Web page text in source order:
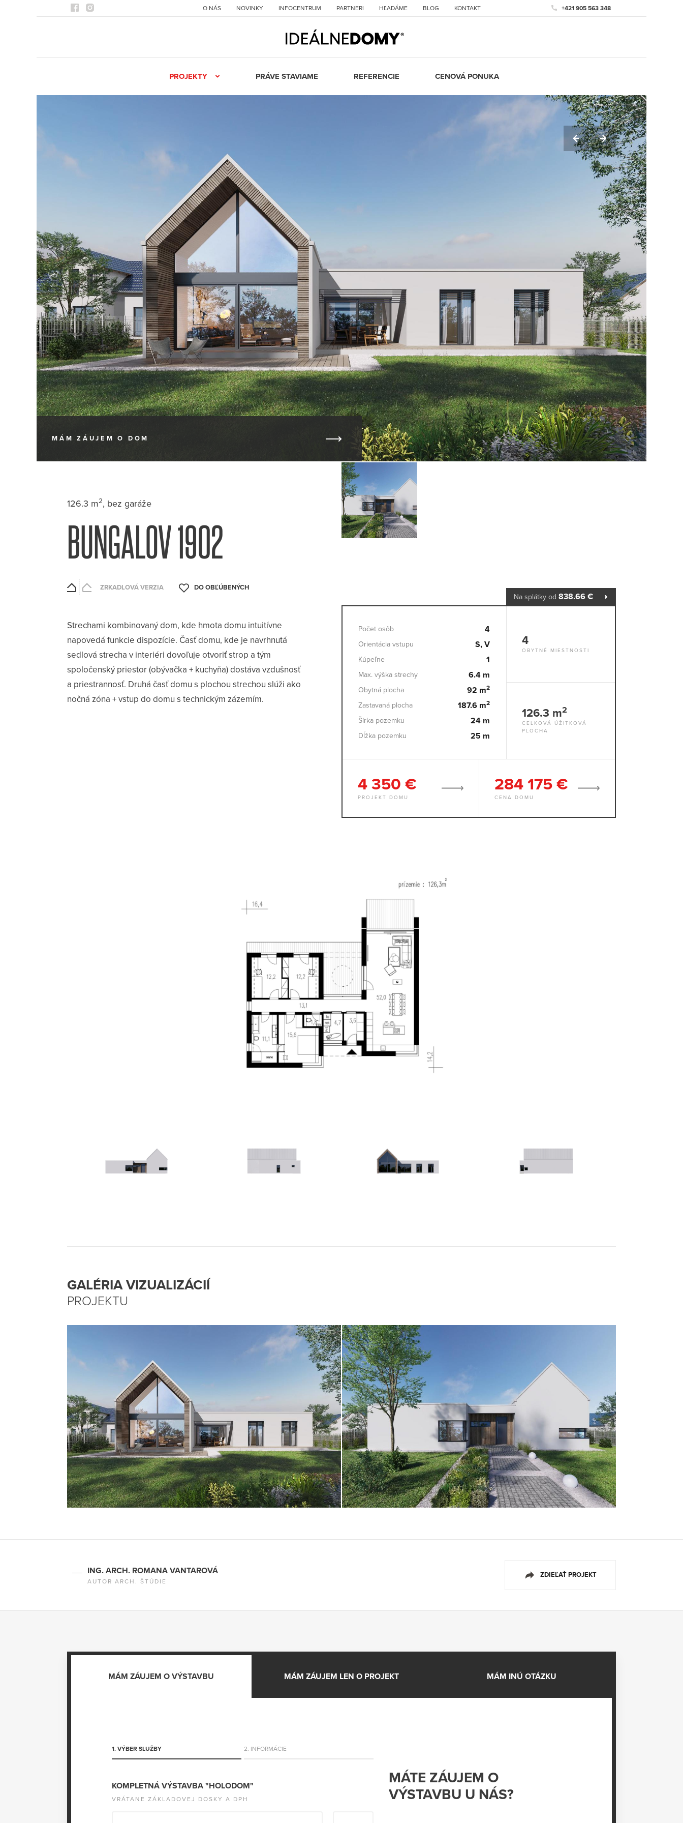
O NÁS NOVINKY INFOCENTRUM PARTNERI HĽADÁME BLOG KONTAKT +421 905 563 348
PROJEKTY PRÁVE STAVIAME REFERENCIE CENOVÁ PONUKA
MÁM ZÁUJEMO DOM
126.3 m2, bez garáže
BUNGALOV 1902
ZRKADLOVÁ VERZIA
Strechami kombinovaný dom, kde hmota domu intuitívne
napovedá funkcie dispozície. Časť domu, kde je navrhnutá
sedlová strecha v interiéri dovoľuje otvoriť strop a tým
spoločenský priestor (obývačka + kuchyňa) dostáva vzdušnosť
a priestrannosť. Druhá časť domu s plochou strechou slúži ako
nočná zóna + vstup do domu s technickým zázemím.
Na splátky od 838.66 €
Počet osôb 4
Orientácia vstupu S, V
Kúpeľne 1
Max. výška strechy 6.4 m
Obytná plocha 92 m2
Zastavaná plocha 187.6 m2
Šírka pozemku 24 m
Dĺžka pozemku 25 m
4
OBYTNÉ MIESTNOSTI
126.3 m2
CELKOVÁ ÚŽITKOVÁ
PLOCHA
4 350 €
PROJEKT DOMU
284 175 €
CENA DOMU
GALÉRIA VIZUALIZÁCIÍ
PROJEKTU
ING. ARCH. ROMANA VANTAROVÁ
AUTOR ARCH. ŠTÚDIE
ZDIEĽAŤ PROJEKT
MÁM ZÁUJEM O VÝSTAVBU MÁM ZÁUJEM LEN O PROJEKT MÁM INÚ OTÁZKU
1. VÝBER SLUŽBY 2. INFORMÁCIE
KOMPLETNÁ VÝSTAVBA "HOLODOM"
VRÁTANE ZÁKLADOVEJ DOSKY A DPH
MÁTE ZÁUJEM O
VÝSTAVBU U NÁS?